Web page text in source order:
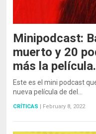
Minipodcast:
muerto y 20
más la película.
Este es el mini podcast
nueva película de del…
CRÍTICAS February 8, 2022